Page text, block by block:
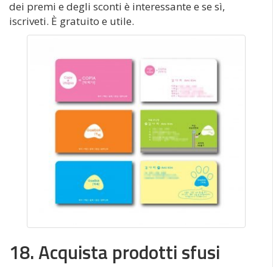
dei premi e degli sconti è interessante e se sì,
iscriveti. È gratuito e utile.
18. Acquista prodotti sfusi